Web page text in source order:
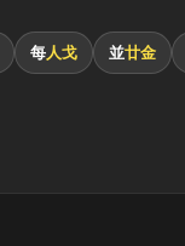
每人戈 並廿金